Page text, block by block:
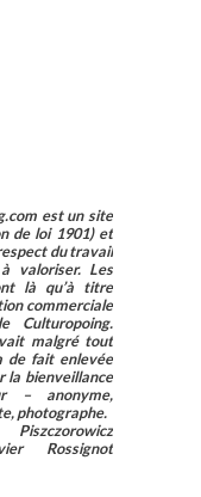
est un site
de loi 1901) et
du travail
valoriser. Les
là qu’à titre
commerciale
malgré tout
de fait enlevée
la bienveillance
– anonyme,
photographe.
Rossignot